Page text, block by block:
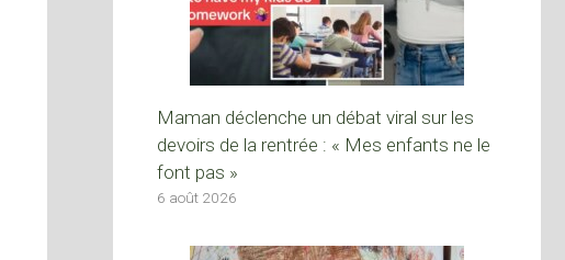
Maman déclenche un débat viral sur les
devoirs de la rentrée : « Mes enfants ne le
font pas »
6 août 2026